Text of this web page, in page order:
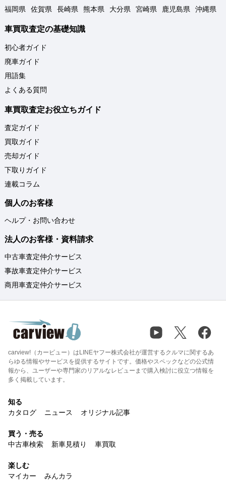
福岡県
佐賀県 長崎県 熊本県 大分県 宮崎県 鹿児島県 沖縄県
車買取査定の基礎知識
初心者ガイド
廃車ガイド
用語集
よくある質問
車買取査定お役立ちガイド
査定ガイド
買取ガイド
売却ガイド
下取りガイド
連載コラム
個人のお客様
ヘルプ・お問い合わせ
法人のお客様・資料請求
中古車査定仲介サービス
事故車査定仲介サービス
商用車査定仲介サービス
carview!（カービュー）はLINEヤフー株式会社が運営するクルマに関するあ
らゆる情報やサービスを提供するサイトです。価格やスペックなどの公式情
報から、ユーザーや専門家のリアルなレビューまで購入検討に役立つ情報を
多く掲載しています。
知る
カタログ
ニュース オリジナル記事
買う・売る
中古車検索
新車見積り 車買取
楽しむ
マイカー
みんカラ